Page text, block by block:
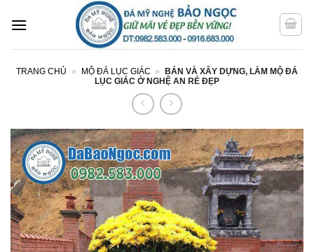
qua
TRANG CHỦ » MỘ ĐÁ LỤC GIÁC »
BÁN VÀ XÂY DỰNG, LÀM MỘ ĐÁ
LỤC GIÁC Ở NGHỆ AN RẺ ĐẸP